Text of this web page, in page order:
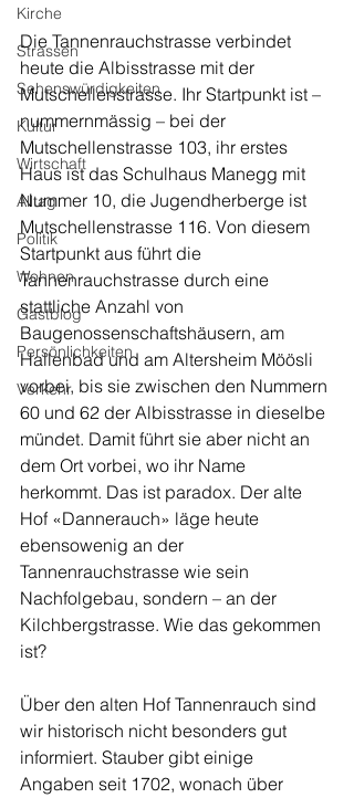
Kirche
Strassen
Sehenswürdigkeiten
Kultur
Wirtschaft
Alltag
Politik
Wohnen
Gastblog
Persönlichkeiten
Verkehr
Die Tannenrauchstrasse verbindet
heute die Albisstrasse mit der
Mutschellenstrasse. Ihr Startpunkt ist –
nummernmässig – bei der
Mutschellenstrasse 103, ihr erstes
Haus ist das Schulhaus Manegg mit
Nummer 10, die Jugendherberge ist
Mutschellenstrasse 116. Von diesem
Startpunkt aus führt die
Tannenrauchstrasse durch eine
stattliche Anzahl von
Baugenossenschaftshäusern, am
Hallenbad und am Altersheim Möösli
vorbei, bis sie zwischen den Nummern
60 und 62 der Albisstrasse in dieselbe
mündet. Damit führt sie aber nicht an
dem Ort vorbei, wo ihr Name
herkommt. Das ist paradox. Der alte
Hof «Dannerauch» läge heute
ebensowenig an der
Tannenrauchstrasse wie sein
Nachfolgebau, sondern – an der
Kilchbergstrasse. Wie das gekommen
ist?
Über den alten Hof Tannenrauch sind
wir historisch nicht besonders gut
informiert. Stauber gibt einige
Angaben seit 1702, wonach über